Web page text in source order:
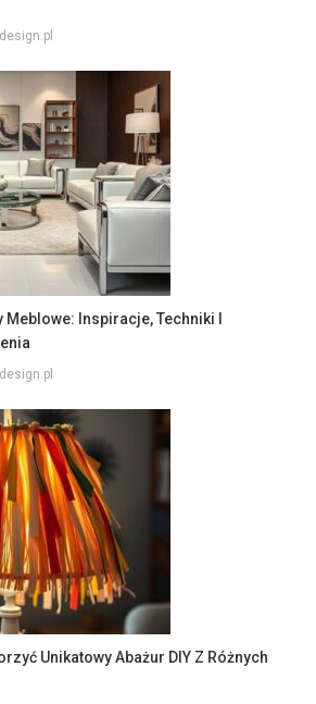
Inspiracje, Techniki I
Unikatowy Abażur DIY Z Różnych